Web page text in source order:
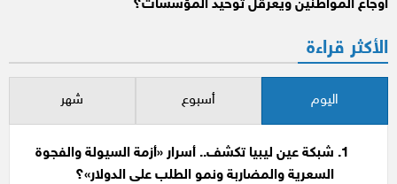
أوجاع المواطنين ويعرقل توحيد المؤسسات؟
الأكثر قراءة
اليوم أسبوع شهر
شبكة عين ليبيا تكشف.. أسرار «أزمة السيولة والفجوة
السعرية والمضاربة ونمو الطلب على الدولار»؟